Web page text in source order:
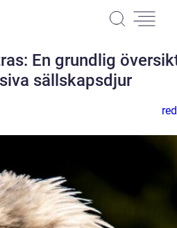
En grundlig
sällskapsdjur